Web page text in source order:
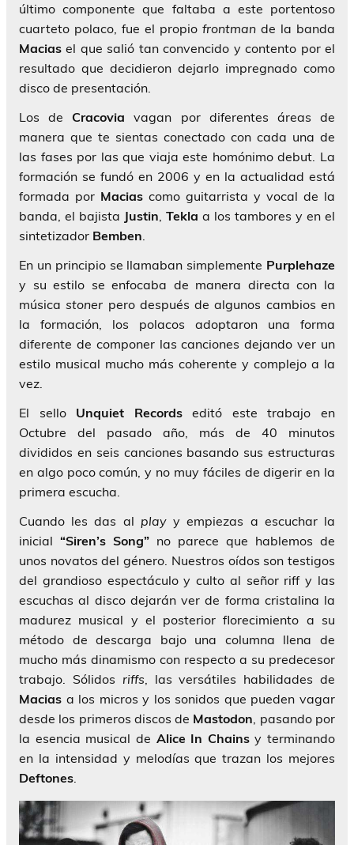
último componente que faltaba a este portentoso
cuarteto polaco, fue el propio frontman de la banda
Macias el que salió tan convencido y contento por el
resultado que decidieron dejarlo impregnado como
disco de presentación.
Los deCracovia vagan por diferentes áreas de
manera que te sientas conectado con cada una de
las fases por las que viaja este homónimo debut. La
formación se fundó en 2006 y en la actualidad está
formada por Macias como guitarrista y vocal de la
banda, el bajista Justin, Tekla a los tambores y en el
sintetizador Bemben.
En un principio se llamaban simplemente Purplehaze
y su estilo se enfocaba de manera directa con la
músicastoner pero después de algunos cambios en
la formación, los polacos adoptaron una forma
diferente de componer las canciones dejando ver un
estilo musical mucho más coherente y complejo a la
vez.
El sello Unquiet Recordseditó este trabajo en
Octubre del pasado año, más de 40 minutos
divididos en seis canciones basando sus estructuras
en algo poco común, y no muy fáciles de digerir en la
primera escucha.
Cuando les das al playy empiezas a escuchar la
inicial “Siren’s Song” no parece que hablemos de
unos novatos del género. Nuestros oídos son testigos
del grandioso espectáculo y culto al señor riff y las
escuchas al disco dejarán ver de forma cristalina la
madurez musical y el posterior florecimiento a su
método de descarga bajo una columna llena de
mucho más dinamismo con respecto a su predecesor
trabajo. Sólidos riffs, las versátiles habilidades de
Macias a los micros y los sonidos que pueden vagar
desde los primeros discos de Mastodon, pasando por
la esencia musical de Alice In Chainsy terminando
en la intensidad y melodías que trazan los mejores
Deftones.